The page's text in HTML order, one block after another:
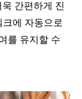
간편하게 진
에 자동으로
를 유지할 수